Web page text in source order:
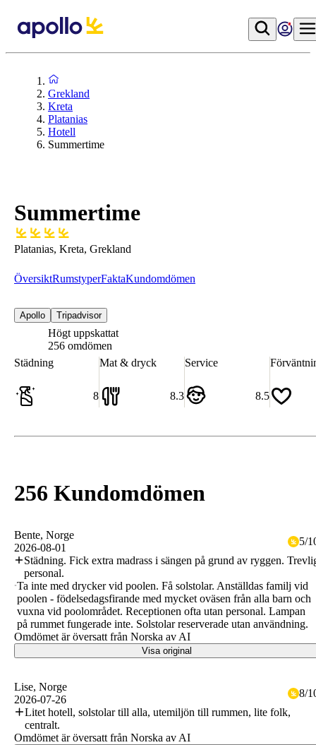
Grekland
Kreta
Platanias
Hotell
Summertime
Summertime
Platanias, Kreta, Grekland
ÖversiktRumstyperFaktaKundomdömen
Apollo Tripadvisor
Högt uppskattat
256 omdömen
Städning
8
Mat & dryck
8.3
Service
8.5
256 Kundomdömen
Bente, Norge
2026-08-01
5/
Städning. Fick extra madrass i sängen på grund av ryggen.
personal.
Ta inte med drycker vid poolen. Få solstolar. Anställdas familj vid
poolen - födelsedagsfirande med mycket oväsen från alla barn och
vuxna vid poolområdet. Receptionen ofta utan personal. Lampan
på rummet fungerade inte. Solstolar reserverade utan användning.
Omdömet är översatt från Norska av AI
Visa original
Lise, Norge
2026-07-26
8/
Litet hotell, solstolar till alla, utemiljön till rummen, lite folk,
centralt.
Omdömet är översatt från Norska av AI